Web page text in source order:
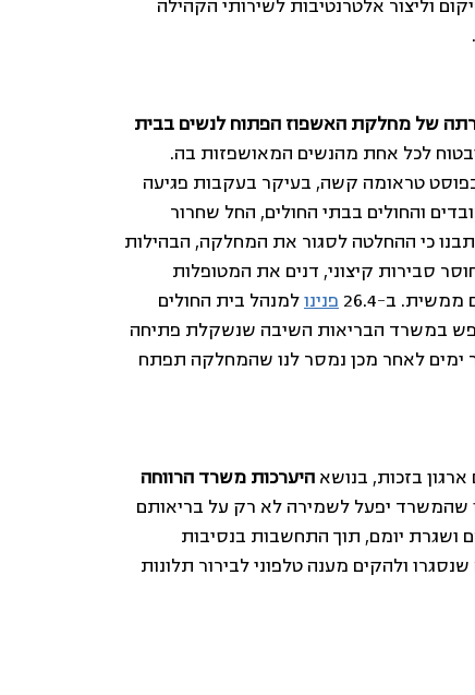
וליצור אלטרנטיבות לשירותי הקהילה
של מחלקת האשפוז הפתוח לנשים בבית
לכל אחת מהנשים המאושפזות בה.
טראומה קשה, בעיקר בעקבות פגיעה
והחולים בבתי החולים, החל שחרור
כי ההחלטה לסגור את המחלקה, הבהילות
סבירות קיצוני, דנים את המטופלות
ב-26.4
פנינו למנהל בית החולים
במשרד הבריאות השיבה שנשקלת פתיחה
לאחר מכן נמסר לנו שהמחלקה תפתח
בזכות, בנושא היערכות משרד הרווחה
שהמשרד יפעל לשמירה לא רק על בריאותם
ושגרת יומם, תוך התחשבות בנסיבות
ולהקים מענה טלפוני לבירור תלונות